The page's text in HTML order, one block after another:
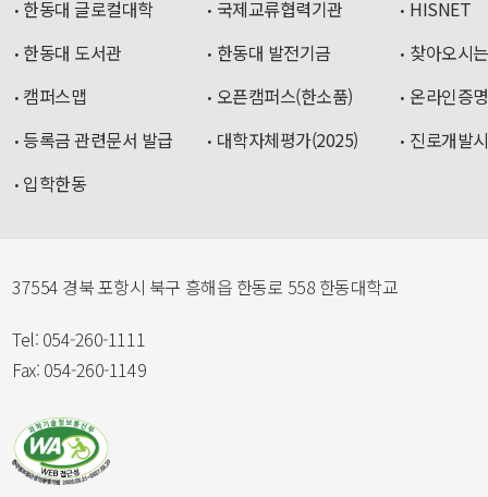
한동대 글로컬대학 국제교류협력기관
HISNET
한동대 도서관
한동대 발전기금
찾아오시
캠퍼스맵
오픈캠퍼스(한소품)
온라인증
등록금 관련문서 발급
대학자체평가(2025)
진로개발
입학한동
37554 경북 포항시 북구 흥해읍 한동로 558 한동대학교
Tel: 054-260-1111
Fax: 054-260-1149